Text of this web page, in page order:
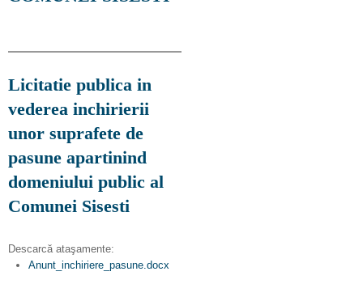
Licitatie publica in
vederea inchirierii
unor suprafete de
pasune apartinind
domeniului public al
Comunei Sisesti
Descarcă ataşamente:
Anunt_inchiriere_pasune.docx